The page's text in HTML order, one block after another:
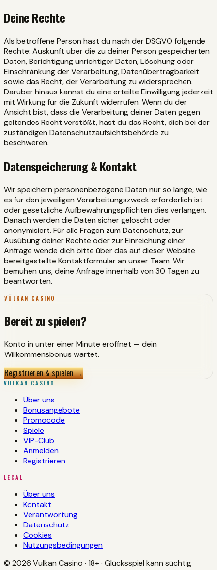
Deine Rechte
Als betroffene Person hast du nach der DSGVO folgende
Rechte: Auskunft über die zu deiner Person gespeicherten
Daten, Berichtigung unrichtiger Daten, Löschung oder
Einschränkung der Verarbeitung, Datenübertragbarkeit
sowie das Recht, der Verarbeitung zu widersprechen.
Darüber hinaus kannst du eine erteilte Einwilligung jederzeit
mit Wirkung für die Zukunft widerrufen. Wenn du der
Ansicht bist, dass die Verarbeitung deiner Daten gegen
geltendes Recht verstößt, hast du das Recht, dich bei der
zuständigen Datenschutzaufsichtsbehörde zu
beschweren.
Datenspeicherung & Kontakt
Wir speichern personenbezogene Daten nur so lange, wie
es für den jeweiligen Verarbeitungszweck erforderlich ist
oder gesetzliche Aufbewahrungspflichten dies verlangen.
Danach werden die Daten sicher gelöscht oder
anonymisiert. Für alle Fragen zum Datenschutz, zur
Ausübung deiner Rechte oder zur Einreichung einer
Anfrage wende dich bitte über das auf dieser Website
bereitgestellte Kontaktformular an unser Team. Wir
bemühen uns, deine Anfrage innerhalb von 30 Tagen zu
beantworten.
VULKAN CASINO
Bereit zu spielen?
Konto in unter einer Minute eröffnet — dein
Willkommensbonus wartet.
Registrieren & spielen→
VULKAN CASINO
Über uns
Bonusangebote
Promocode
Spiele
VIP-Club
Anmelden
Registrieren
LEGAL
Über uns
Kontakt
Verantwortung
Datenschutz
Cookies
Nutzungsbedingungen
© 2026 Vulkan Casino · 18+ · Glücksspiel kann süchtig